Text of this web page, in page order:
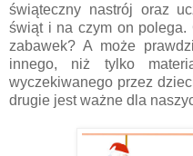
świąteczny nastrój oraz
świąt i na czym on polega.
zabawek? A może
innego, niż tylko
wyczekiwanego przez
drugie jest ważne dla